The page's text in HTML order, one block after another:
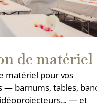
de matériel
matériel pour vos
— barnums, tables,
— et